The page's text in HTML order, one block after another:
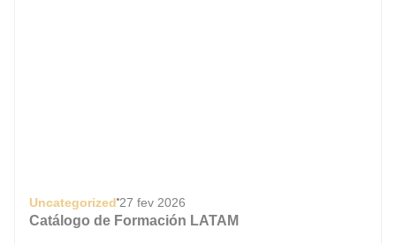
Uncategorized 27 fev 2026
Catálogo de Formación LATAM